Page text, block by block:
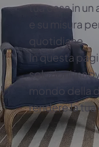
tua casa in
e su misura
quotidiane.
In questa
soluzioni
mondo della
rendere la